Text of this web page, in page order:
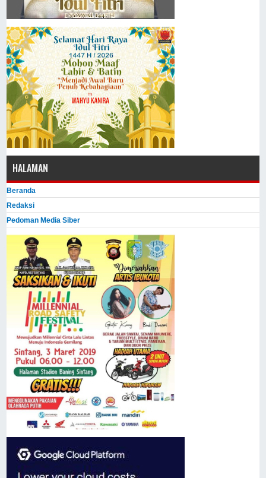
HALAMAN
Beranda
Redaksi
Pedoman Media Siber